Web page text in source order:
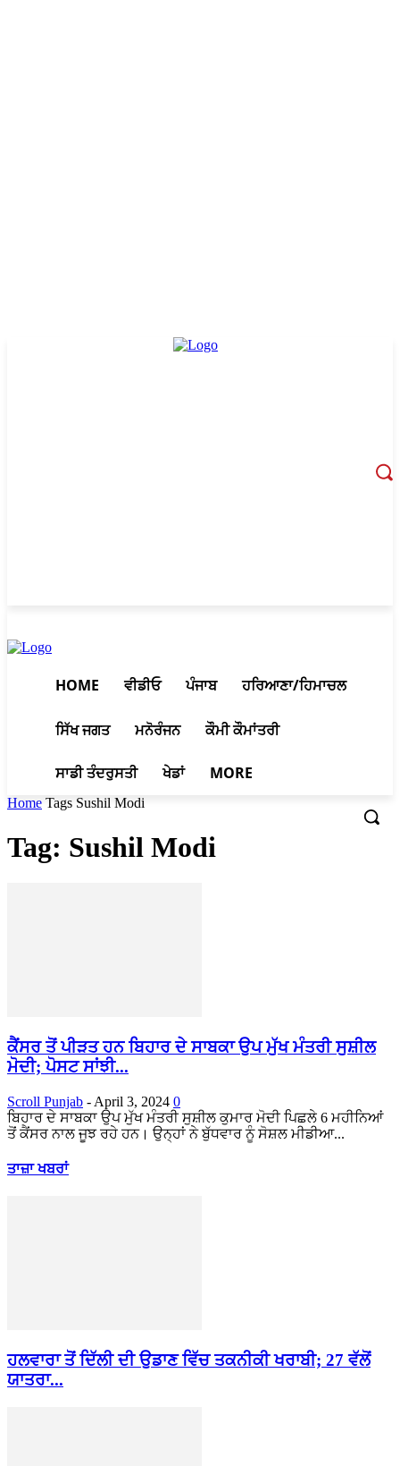
HOME ਵੀਡੀਓ ਪੰਜਾਬ ਹਰਿਆਣਾ/ਹਿਮਾਚਲ
ਸਿੱਖ ਜਗਤ ਮਨੋਰੰਜਨ ਕੌਮੀ ਕੌਮਾਂਤਰੀ
ਸਾਡੀ ਤੰਦਰੁਸਤੀ ਖੇਡਾਂ MORE
Home Tags Sushil Modi
Tag: Sushil Modi
ਕੈਂਸਰ ਤੋਂ ਪੀੜਤ ਹਨ ਬਿਹਾਰ ਦੇ ਸਾਬਕਾ ਉਪ ਮੁੱਖ ਮੰਤਰੀ ਸੁਸ਼ੀਲ
ਮੋਦੀ; ਪੋਸਟ ਸਾਂਝੀ...
Scroll Punjab - April 3, 2024 0
ਬਿਹਾਰ ਦੇ ਸਾਬਕਾ ਉਪ ਮੁੱਖ ਮੰਤਰੀ ਸੁਸ਼ੀਲ ਕੁਮਾਰ ਮੋਦੀ ਪਿਛਲੇ 6 ਮਹੀਨਿਆਂ
ਤੋਂ ਕੈਂਸਰ ਨਾਲ ਜੂਝ ਰਹੇ ਹਨ। ਉਨ੍ਹਾਂ ਨੇ ਬੁੱਧਵਾਰ ਨੂੰ ਸੋਸ਼ਲ ਮੀਡੀਆ...
ਤਾਜ਼ਾ ਖਬਰਾਂ
ਹਲਵਾਰਾ ਤੋਂ ਦਿੱਲੀ ਦੀ ਉਡਾਣ ਵਿੱਚ ਤਕਨੀਕੀ ਖਰਾਬੀ; 27 ਵੱਲੋਂ
ਯਾਤਰਾ...